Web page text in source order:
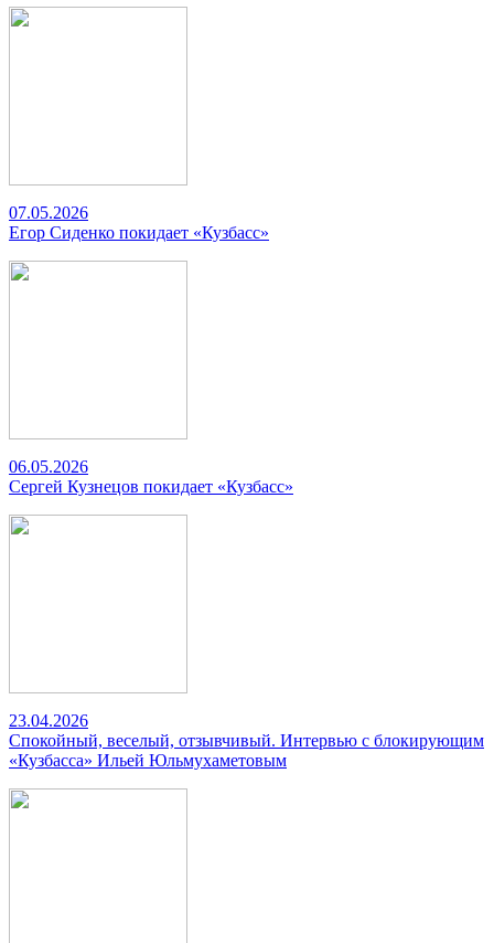
07.05.2026
Егор Сиденко покидает «Кузбасс»
06.05.2026
Сергей Кузнецов покидает «Кузбасс»
23.04.2026
Спокойный, веселый, отзывчивый. Интервью с блокирующим
«Кузбасса» Ильей Юльмухаметовым